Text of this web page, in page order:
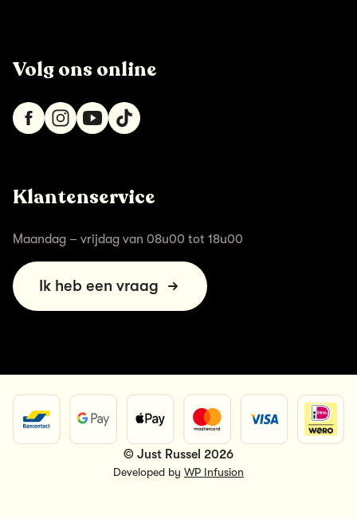
Volg ons online
Klantenservice
Maandag – vrijdag van 08u00 tot 18u00
Ik heb een vraag
© Just Russel 2026
Developed by WP Infusion